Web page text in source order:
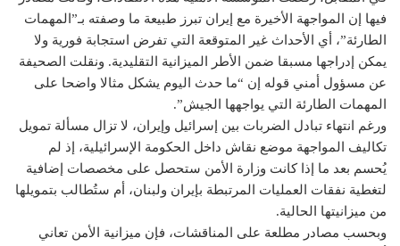
فيها إن المواجهة الأخيرة مع إيران تبرز طبيعة ما وصفته بـ”المهمات
الطارئة”، أي الأحداث غير المتوقعة التي تفرض استجابة فورية ولا
يمكن إدراجها مسبقا ضمن الأطر الميزانية التقليدية. ونقلت الصحيفة
عن مسؤول أمني قوله إن “ما حدث اليوم يشكل مثالا واضحا على
المهمات الطارئة التي يواجهها الجيش”.
ورغم انتهاء تبادل الضربات بين إسرائيل وإيران، لا تزال مسألة تمويل
تكاليف المواجهة موضع نقاش داخل الحكومة الإسرائيلية، إذ لم
يُحسم بعد ما إذا كانت وزارة الأمن ستحصل على مخصصات إضافية
لتغطية نفقات العمليات المرتبطة بإيران ولبنان، أم ستُطالب بتمويلها
من ميزانيتها الحالية.
وبحسب مصادر مطلعة على المناقشات، فإن ميزانية الأمن تعاني